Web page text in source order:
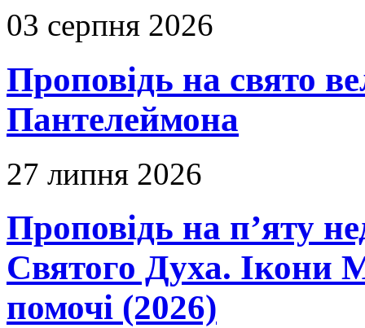
03 серпня 2026
Проповідь на свято
Пантелеймона
27 липня 2026
Проповідь на п’яту
Святого Духа. Ікони
помочі (2026)